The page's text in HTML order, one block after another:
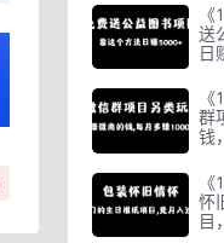
送
日
群
钱
怀
目